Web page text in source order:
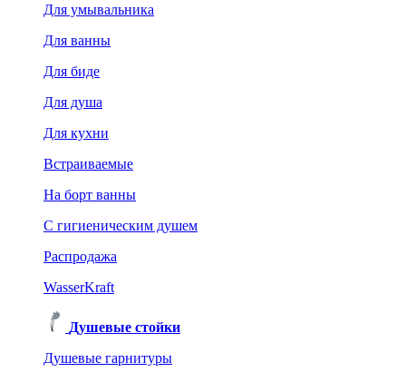
Для умывальника
Для ванны
Для биде
Для душа
Для кухни
Встраиваемые
На борт ванны
C гигиеническим душем
Распродажа
WasserKraft
Душевые стойки
Душевые гарнитуры